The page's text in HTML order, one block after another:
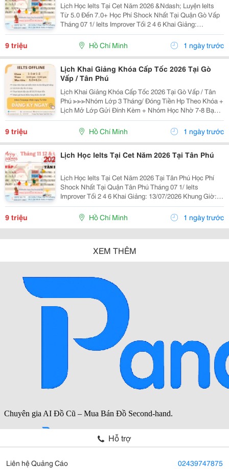
Lịch Học Ielts Tại Cet Năm 2026 &Ndash; Luyện Ielts
Từ 5.0 Đến 7.0+ Học Phí Shock Nhất Tại Quận Gò Vấp
Tháng 07 1/ Ielts Improver Tối 2 4 6 Khai Giảng:
13/07/2026 Khung Giờ: 18:00 Đến 21:00 Học Phí Ưu Đãi
5% Khi Đăng Ký 2/ Ielts...
9 triệu Hồ Chí Minh 1 ngày trước
Lịch Khai Giảng Khóa Cấp Tốc 2026 Tại Gò
Vấp / Tân Phú
Lịch Khai Giảng Khóa Cấp Tốc 2026 Tại Gò Vấp / Tân
Phú ≫≫≫Nhóm Lớp 3 Tháng/ Đóng Tiền Hp Theo Khóa +
Lịch Mở Lớp Gửi Đính Kèm + Nhóm Học Nhờ 7-8 Bạn/
Lớp + Giáo Trình Ielts Có Band Điểm Lộ Trình, Sách
Nước Ngoài Bám Sát + Chia Đều 4 Kỹ...
9 triệu Hồ Chí Minh 1 ngày trước
Lịch Học Ielts Tại Cet Năm 2026 Tại Tân Phú
Lịch Học Ielts Tại Cet Năm 2026 Tại Tân Phú Học Phí
Shock Nhất Tại Quận Tân Phú Tháng 07 1/ Ielts
Improver Tối 2 4 6 Khai Giảng: 13/07/2026 Khung Giờ:
18:00 Đến 21:00 Học Phí Ưu Đãi 5% Khi Đăng Ký 2/ Ielts
Basic Tối 3 5 7 Khai...
9 triệu Hồ Chí Minh 1 ngày trước
XEM THÊM
Hỗ trợ
Liên hệ Quảng Cáo 02439747875